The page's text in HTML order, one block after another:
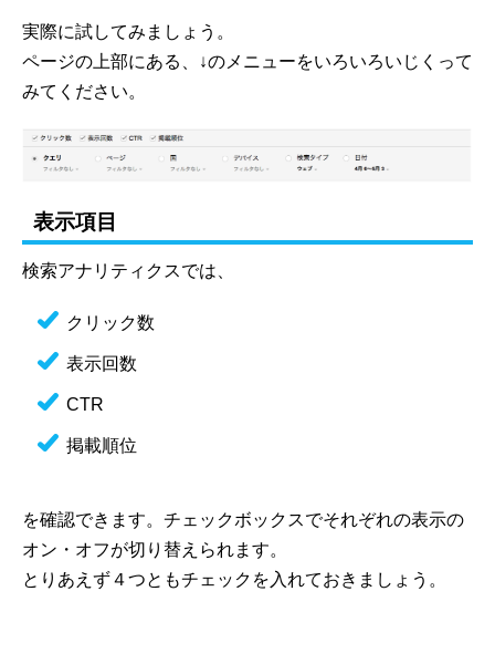
実際に試してみましょう。
ページの上部にある、↓のメニューをいろいろいじくって
みてください。
表示項目
検索アナリティクスでは、
クリック数
表示回数
CTR
掲載順位
を確認できます。チェックボックスでそれぞれの表示の
オン・オフが切り替えられます。
とりあえず４つともチェックを入れておきましょう。